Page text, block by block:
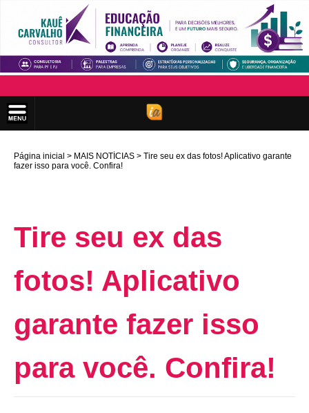
Página inicial MAIS NOTÍCIAS
Tire seu ex das fotos! Aplicativo garante
fazer isso para você. Confira!
Tire seu ex das
fotos! Aplicativo
garante fazer isso
para você. Confira!